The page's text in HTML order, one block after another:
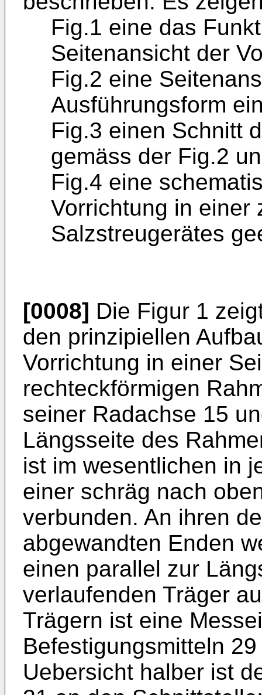
Fig.1 eine das
Seitenansicht der
Fig.2 eine
Ausführungsform
Fig.3 einen Schnitt
gemäss der Fig.2
Fig.4 eine
Vorrichtung in einer
Salzstreugerätes
[0008] Die Figur 1
den prinzipiellen
Vorrichtung in einer
rechteckförmigen
seiner Radachse 15
Längsseite des
ist im wes­entlichen in
einer schräg nach
verbunden. An ihren
abgewandten Enden
einen paral­lel zur
verlaufenden Träger
Trägern ist eine
Befestigungsmitteln
Ueber­sicht halber ist